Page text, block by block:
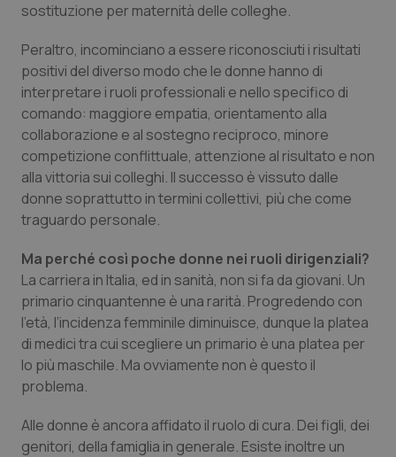
Tumore ovarico
Tumori del Polmone & Testa Collo
Tumori gastrointestinali
Ulcera & Reflusso
Vaccini
sostituzione per maternità delle colleghe.
Peraltro, incominciano a essere riconosciuti i risultati
positivi del diverso modo che le donne hanno di
interpretare i ruoli professionali e nello specifico di
comando: maggiore empatia, orientamento alla
collaborazione e al sostegno reciproco, minore
competizione conflittuale, attenzione al risultato e non
alla vittoria sui colleghi. Il successo è vissuto dalle
donne soprattutto in termini collettivi, più che come
traguardo personale.
Ma perché così poche donne nei ruoli dirigenziali?
La carriera in Italia, ed in sanità, non si fa da giovani. Un
primario cinquantenne è una rarità. Progredendo con
l’età, l’incidenza femminile diminuisce, dunque la platea
di medici tra cui scegliere un primario è una platea per
lo più maschile. Ma ovviamente non è questo il
problema.
Alle donne è ancora affidato il ruolo di cura. Dei figli, dei
genitori, della famiglia in generale. Esiste inoltre un